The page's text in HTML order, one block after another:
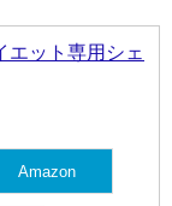
エット専用シェ
Amazon